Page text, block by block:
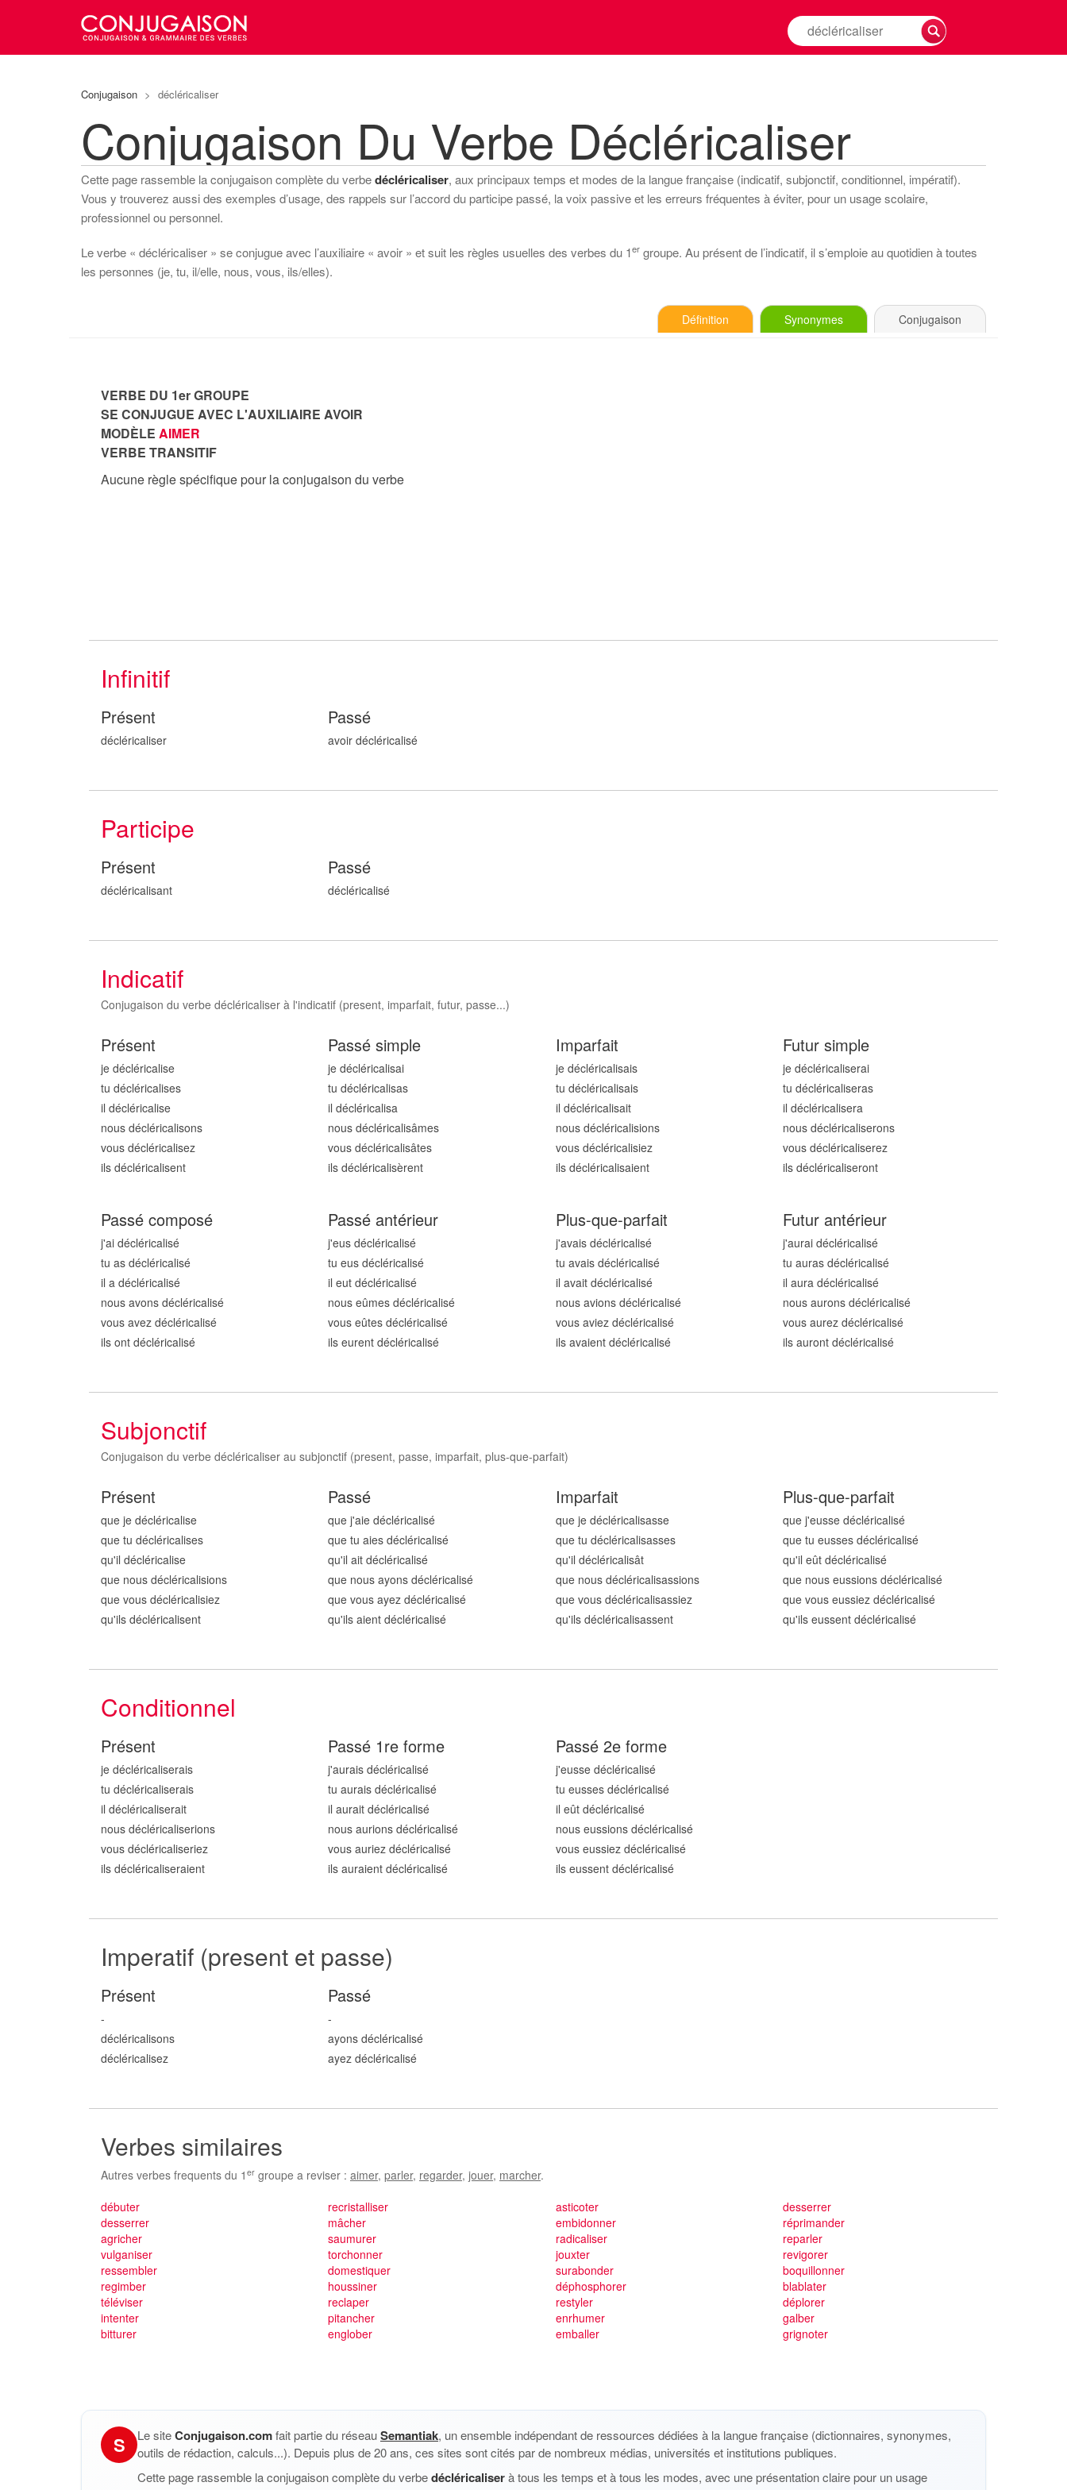
Rechercher
la
Conjugaison > décléricaliser
Conjugaison Du Verbe Décléricaliser
Cette page rassemble la conjugaison complète du verbedécléricaliser, aux principaux temps et modes de la langue française (indicatif, subjonctif, conditionnel, impératif).
Vous y trouverez aussi des exemples d’usage, des rappels sur l’accord du participe passé, la voix passive et les erreurs fréquentes à éviter, pour un usage scolaire,
professionnel ou personnel.
Le verbe « décléricaliser » se conjugue avec l’auxiliaire « avoir » et suit les règles usuelles des verbes du 1er groupe. Au présent de l’indicatif, il s’emploie au quotidien à toutes
les personnes (je, tu, il/elle, nous, vous, ils/elles).
Définition Synonymes Conjugaison
VERBE DU 1er GROUPE
SE CONJUGUE AVEC L'AUXILIAIRE AVOIR
MODÈLE AIMER
VERBE TRANSITIF
Aucune règle spécifique pour la conjugaison du verbe
Infinitif
Présent
décléricaliser
Passé
avoir décléricalisé
Participe
Présent
décléricalisant
Passé
décléricalisé
Indicatif
Conjugaison du verbe décléricaliser à l'indicatif (present, imparfait, futur, passe...)
Présent
je décléricalise
tu décléricalises
il décléricalise
nous décléricalisons
vous décléricalisez
ils décléricalisent
Passé simple
je décléricalisai
tu décléricalisas
il décléricalisa
nous décléricalisâmes
vous décléricalisâtes
ils décléricalisèrent
Imparfait
je décléricalisais
tu décléricalisais
il décléricalisait
nous décléricalisions
vous décléricalisiez
ils décléricalisaient
Futur simple
je décléricaliserai
tu décléricaliseras
il décléricalisera
nous décléricaliserons
vous décléricaliserez
ils décléricaliseront
Passé composé
j'ai décléricalisé
tu as décléricalisé
il a décléricalisé
nous avons décléricalisé
vous avez décléricalisé
ils ont décléricalisé
Passé antérieur
j'eus décléricalisé
tu eus décléricalisé
il eut décléricalisé
nous eûmes décléricalisé
vous eûtes décléricalisé
ils eurent décléricalisé
Plus-que-parfait
j'avais décléricalisé
tu avais décléricalisé
il avait décléricalisé
nous avions décléricalisé
vous aviez décléricalisé
ils avaient décléricalisé
Futur antérieur
j'aurai décléricalisé
tu auras décléricalisé
il aura décléricalisé
nous aurons décléricalisé
vous aurez décléricalisé
ils auront décléricalisé
Subjonctif
Conjugaison du verbe décléricaliser au subjonctif (present, passe, imparfait, plus-que-parfait)
Présent
que je décléricalise
que tu décléricalises
qu'il décléricalise
que nous décléricalisions
que vous décléricalisiez
qu'ils décléricalisent
Passé
que j'aie décléricalisé
que tu aies décléricalisé
qu'il ait décléricalisé
que nous ayons décléricalisé
que vous ayez décléricalisé
qu'ils aient décléricalisé
Imparfait
que je décléricalisasse
que tu décléricalisasses
qu'il décléricalisât
que nous décléricalisassions
que vous décléricalisassiez
qu'ils décléricalisassent
Plus-que-parfait
que j'eusse décléricalisé
que tu eusses décléricalisé
qu'il eût décléricalisé
que nous eussions décléricalisé
que vous eussiez décléricalisé
qu'ils eussent décléricalisé
Conditionnel
Présent
je décléricaliserais
tu décléricaliserais
il décléricaliserait
nous décléricaliserions
vous décléricaliseriez
ils décléricaliseraient
Passé 1re forme
j'aurais décléricalisé
tu aurais décléricalisé
il aurait décléricalisé
nous aurions décléricalisé
vous auriez décléricalisé
ils auraient décléricalisé
Passé 2e forme
j'eusse décléricalisé
tu eusses décléricalisé
il eût décléricalisé
nous eussions décléricalisé
vous eussiez décléricalisé
ils eussent décléricalisé
Imperatif (present et passe)
Présent
-
décléricalisons
décléricalisez
Passé
-
ayons décléricalisé
ayez décléricalisé
Verbes similaires
Autres verbes frequents du 1 er groupe a reviser : aimer, parler, regarder, jouer, marcher.
débuter
desserrer
agricher
vulganiser
ressembler
regimber
téléviser
intenter
bitturer
recristalliser
mâcher
saumurer
torchonner
domestiquer
houssiner
reclaper
pitancher
englober
asticoter
embidonner
radicaliser
jouxter
surabonder
déphosphorer
restyler
enrhumer
emballer
desserrer
réprimander
reparler
revigorer
boquillonner
blablater
déplorer
galber
grignoter
S Le siteConjugaison.comfait partie du réseauSemantiak, un ensemble indépendant de ressources dédiées à la langue française (dictionnaires, synonymes,
outils de rédaction, calculs...). Depuis plus de 20 ans, ces sites sont cités par de nombreux médias, universités et institutions publiques.
Cette page rassemble la conjugaison complète du verbedécléricaliserà tous les temps et à tous les modes, avec une présentation claire pour un usage